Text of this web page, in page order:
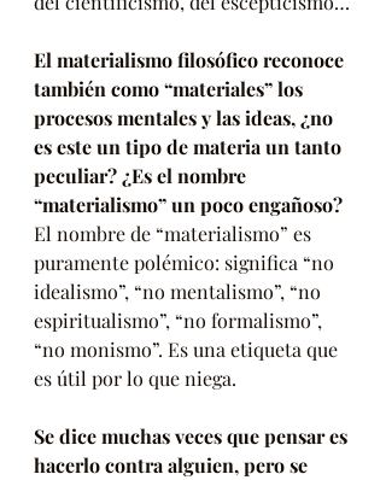
El materialismo filosófico reconoce
también como “materiales” los
procesos mentales y las ideas, ¿no
es este un tipo de materia un tanto
peculiar? ¿Es el nombre
“materialismo” un poco engañoso?
El nombre de “materialismo” es
puramente polémico: significa “no
idealismo”, “no mentalismo”, “no
espiritualismo”, “no formalismo”,
“no monismo”. Es una etiqueta que
es útil por lo que niega.
Se dice muchas veces que pensar es
hacerlo contra alguien, pero se